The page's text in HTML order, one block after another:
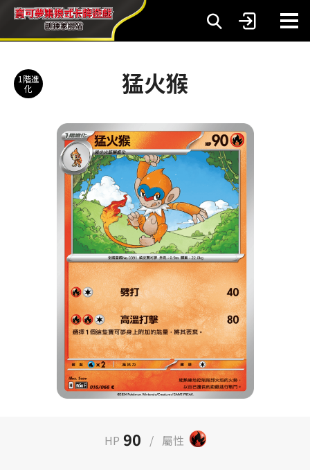
1階進
化
猛火猴
HP 90 / 屬性